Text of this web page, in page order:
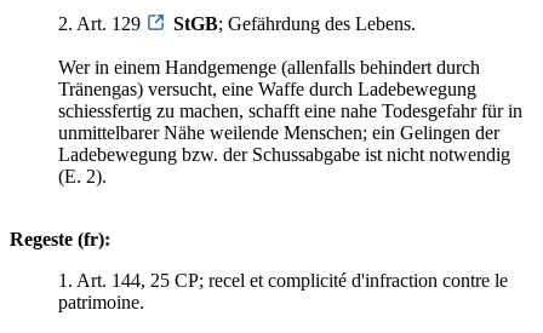
2. Art. 129 StGB; Gefährdung des Lebens.
Wer in einem Handgemenge (allenfalls behindert durch
Tränengas) versucht, eine Waffe durch Ladebewegung
schiessfertig zu machen, schafft eine nahe Todesgefahr für in
unmittelbarer Nähe weilende Menschen; ein Gelingen der
Ladebewegung bzw. der Schussabgabe ist nicht notwendig
(E. 2).
Regeste (fr):
1. Art. 144, 25 CP; recel et complicité d'infraction contre le
patrimoine.